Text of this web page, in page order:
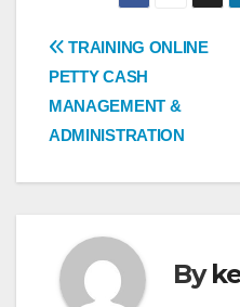
Post
navigation
TRAINING ONLINE
PETTY CASH
MANAGEMENT &
ADMINISTRATION
By